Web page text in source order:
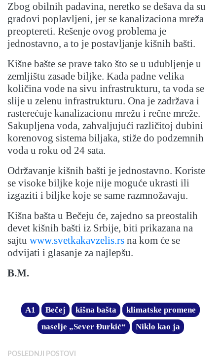
Zbog obilnih padavina, neretko se dešava da su
gradovi poplavljeni, jer se kanalizaciona mreža
preoptereti. Rešenje ovog problema je
jednostavno, a to je postavljanje kišnih bašti.
Kišne bašte se prave tako što se u udubljenje u
zemljištu zasade biljke. Kada padne velika
količina vode na sivu infrastrukturu, ta voda se
slije u zelenu infrastrukturu. Ona je zadržava i
rasterećuje kanalizacionu mrežu i rečne mreže.
Sakupljena voda, zahvaljujući različitoj dubini
korenovog sistema biljaka, stiže do podzemnih
voda u roku od 24 sata.
Održavanje kišnih bašti je jednostavno. Koriste
se visoke biljke koje nije moguće ukrasti ili
izgaziti i biljke koje se same razmnožavaju.
Kišna bašta u Bečeju će, zajedno sa preostalih
devet kišnih bašti iz Srbije, biti prikazana na
sajtu www.svetkakavzelis.rs na kom će se
odvijati i glasanje za najlepšu.
B.M.
A1 Bečej kišna bašta
klimatske promene
naselje „Sever Đurkić“
Niklo kao ja
POSLEDNJI POSTOVI